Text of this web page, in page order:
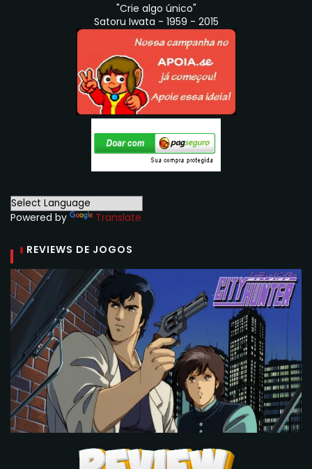
"Crie algo único"
Satoru Iwata - 1959 - 2015
Powered by Translate
REVIEWS DE JOGOS